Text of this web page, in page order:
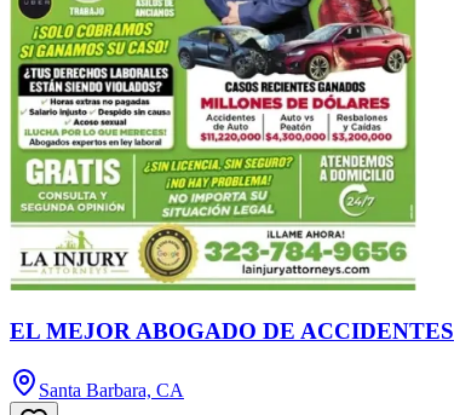
EL MEJOR ABOGADO DE ACCIDENTES
Santa Barbara, CA